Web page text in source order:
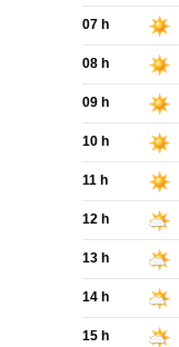
07 h
08 h
09 h
10 h
11 h
12 h
13 h
14 h
15 h